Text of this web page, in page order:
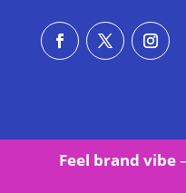
Feel brand vibe